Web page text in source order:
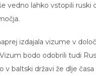
vedno lahko vstopili
izdajala vizume v
bodo odobrili tudi
v baltski državi že dlje